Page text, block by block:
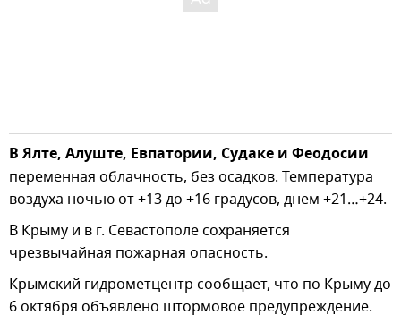
В Ялте, Алуште, Евпатории, Судаке и Феодосии
переменная облачность, без осадков. Температура
воздуха ночью от +13 до +16 градусов, днем +21…+24.
В Крыму и в г. Севастополе сохраняется
чрезвычайная пожарная опасность.
Крымский гидрометцентр сообщает, что по Крыму до
6 октября объявлено штормовое предупреждение.